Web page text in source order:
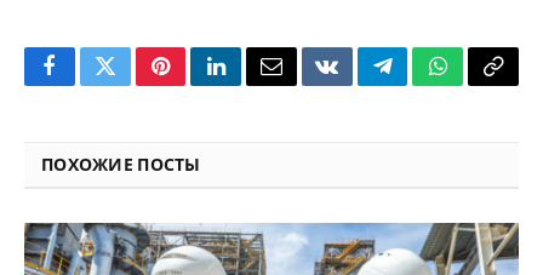
FacebookTwitterPinterestLinkedInEmailVKontakteTelegramWhatsApp
Copy
ПОХОЖИЕ ПОСТЫ